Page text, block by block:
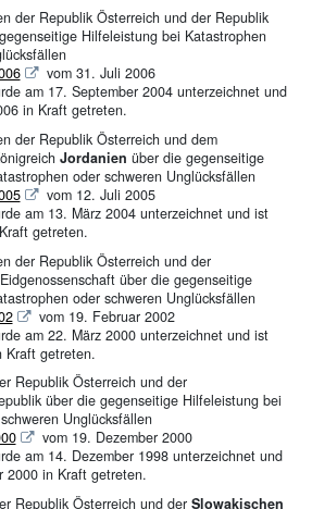
der Republik Österreich und der Republik
Hilfeleistung bei Katastrophen
vom 31. Juli 2006
am 17. September 2004 unterzeichnet und
in Kraft getreten.
der Republik Österreich und dem
Jordanien über die gegenseitige
oder schweren Unglücksfällen
vom 12. Juli 2005
am 13. März 2004 unterzeichnet und ist
getreten.
der Republik Österreich und der
Eidgenossenschaft über die gegenseitige
oder schweren Unglücksfällen
vom 19. Februar 2002
am 22. März 2000 unterzeichnet und ist
Kraft getreten.
Republik Österreich und der
über die gegenseitige Hilfeleistung bei
Unglücksfällen
vom 19. Dezember 2000
am 14. Dezember 1998 unterzeichnet und
2000 in Kraft getreten.
Republik Österreich und der Slowakischen